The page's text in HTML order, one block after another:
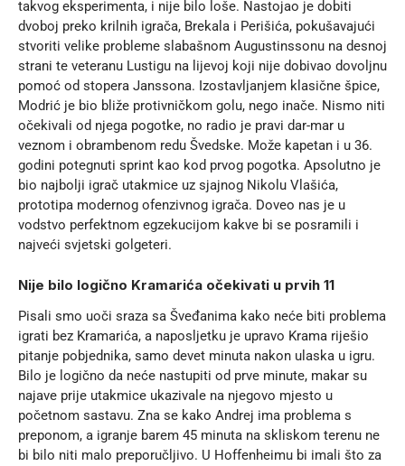
takvog eksperimenta, i nije bilo loše. Nastojao je dobiti
dvoboj preko krilnih igrača, Brekala i Perišića, pokušavajući
stvoriti velike probleme slabašnom Augustinssonu na desnoj
strani te veteranu Lustigu na lijevoj koji nije dobivao dovoljnu
pomoć od stopera Janssona. Izostavljanjem klasične špice,
Modrić je bio bliže protivničkom golu, nego inače. Nismo niti
očekivali od njega pogotke, no radio je pravi dar-mar u
veznom i obrambenom redu Švedske. Može kapetan i u 36.
godini potegnuti sprint kao kod prvog pogotka. Apsolutno je
bio najbolji igrač utakmice uz sjajnog Nikolu Vlašića,
prototipa modernog ofenzivnog igrača. Doveo nas je u
vodstvo perfektnom egzekucijom kakve bi se posramili i
najveći svjetski golgeteri.
Nije bilo logično Kramarića očekivati u prvih 11
Pisali smo uoči sraza sa Šveđanima kako neće biti problema
igrati bez Kramarića, a naposljetku je upravo Krama riješio
pitanje pobjednika, samo devet minuta nakon ulaska u igru.
Bilo je logično da neće nastupiti od prve minute, makar su
najave prije utakmice ukazivale na njegovo mjesto u
početnom sastavu. Zna se kako Andrej ima problema s
preponom, a igranje barem 45 minuta na skliskom terenu ne
bi bilo niti malo preporučljivo. U Hoffenheimu bi imali što za